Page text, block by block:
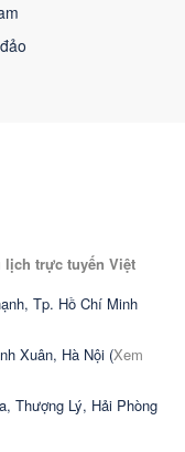
lịch trực tuyến Việt
Tp. Hồ Chí Minh
Xuân, Hà Nội (Xem
Thượng Lý, Hải Phòng